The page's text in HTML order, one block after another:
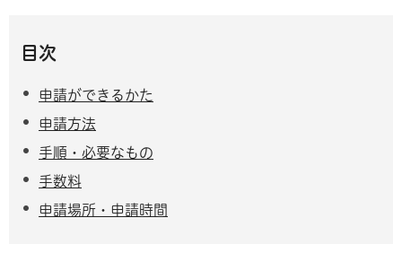
目次
申請ができるかた
申請方法
手順・必要なもの
手数料
申請場所・申請時間